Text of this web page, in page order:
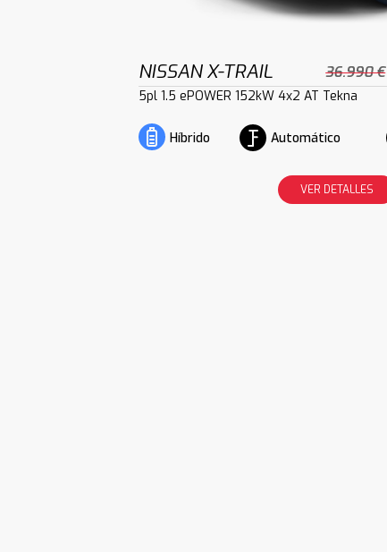
NISSAN X-TRAIL 36.990 €
5pl 1.5 ePOWER 152kW 4x2 AT Tekna
Híbrido Automático
VER DETALLES